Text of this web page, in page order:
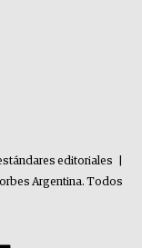
editoriales
Argentina. Todos